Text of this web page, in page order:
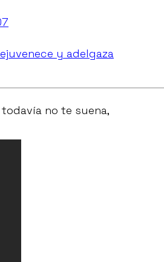
y adelgaza
todavía no te suena,